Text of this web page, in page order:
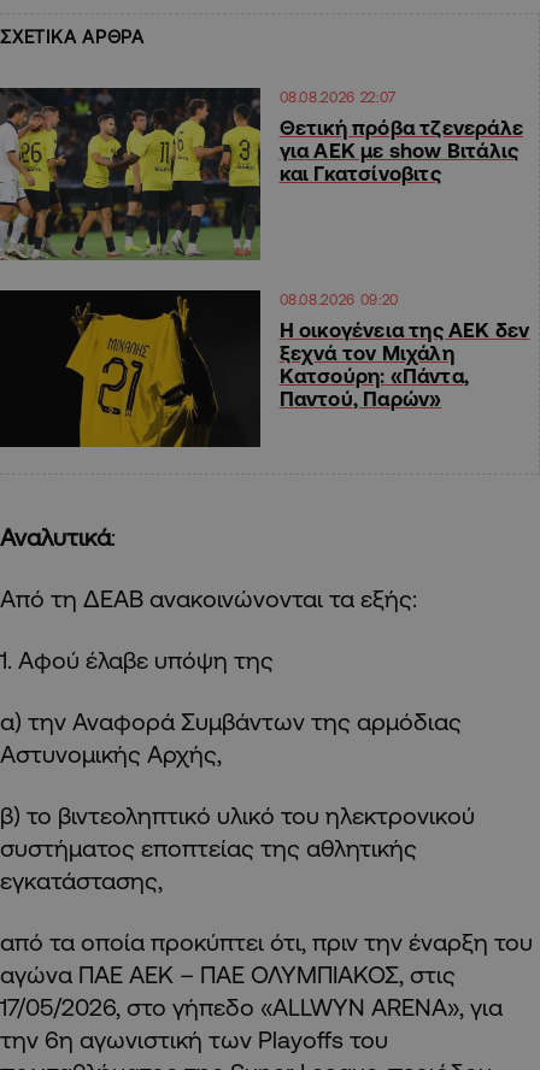
ΣΧΕΤΙΚΑ ΑΡΘΡΑ
08.08.2026 22:07
Θετική πρόβα τζενεράλε
για ΑΕΚ με show Βιτάλις
και Γκατσίνοβιτς
08.08.2026 09:20
Η οικογένεια της ΑΕΚ δεν
ξεχνά τον Μιχάλη
Κατσούρη: «Πάντα,
Παντού, Παρών»
Αναλυτικά:
Από τη ΔΕΑΒ ανακοινώνονται τα εξής:
1. Αφού έλαβε υπόψη της
α) την Αναφορά Συμβάντων της αρμόδιας
Αστυνομικής Αρχής,
β) το βιντεοληπτικό υλικό του ηλεκτρονικού
συστήματος εποπτείας της αθλητικής
εγκατάστασης,
από τα οποία προκύπτει ότι, πριν την έναρξη του
αγώνα ΠΑΕ ΑΕΚ – ΠΑΕ ΟΛΥΜΠΙΑΚΟΣ, στις
17/05/2026, στο γήπεδο «ALLWYN ARENA», για
την 6η αγωνιστική των Playoffs του